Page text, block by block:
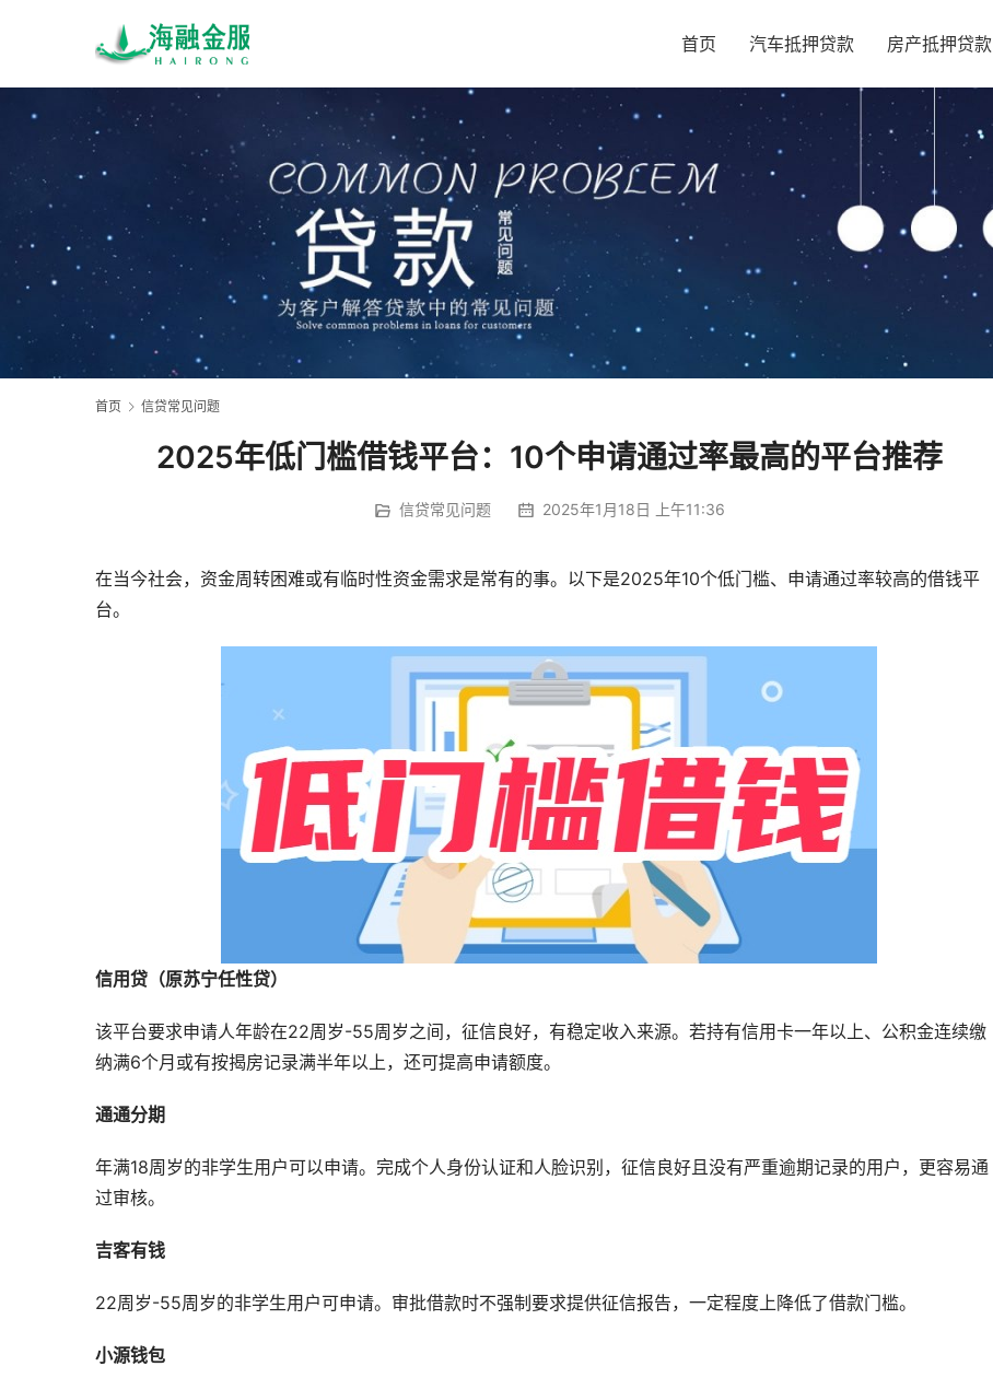
首页 汽车抵押贷款 房产抵押贷款
首页 信贷常见问题
2025年低门槛借钱平台：10个申请通过率最高的平台推荐
信贷常见问题 2025年1月18日 上午11:36
在当今社会，资金周转困难或有临时性资金需求是常有的事。以下是2025年10个低门槛、申请通过率较高的借钱平
台。
信用贷（原苏宁任性贷）
该平台要求申请人年龄在22周岁-55周岁之间，征信良好，有稳定收入来源。若持有信用卡一年以上、公积金连续缴
纳满6个月或有按揭房记录满半年以上，还可提高申请额度。
通通分期
年满18周岁的非学生用户可以申请。完成个人身份认证和人脸识别，征信良好且没有严重逾期记录的用户，更容易通
过审核。
吉客有钱
22周岁-55周岁的非学生用户可申请。审批借款时不强制要求提供征信报告，一定程度上降低了借款门槛。
小源钱包